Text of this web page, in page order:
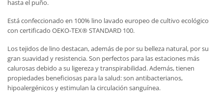
hasta el puño.
Está confeccionado en 100% lino lavado europeo de cultivo ecológico
con certificado OEKO-TEX® STANDARD 100.
Los tejidos de lino destacan, además de por su belleza natural, por su
gran suavidad y resistencia. Son perfectos para las estaciones más
calurosas debido a su ligereza y transpirabilidad. Además, tienen
propiedades beneficiosas para la salud: son antibacterianos,
hipoalergénicos y estimulan la circulación sanguínea.